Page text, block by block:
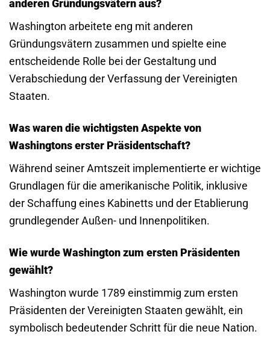
anderen Gründungsvätern aus?
Washington arbeitete eng mit anderen
Gründungsvätern zusammen und spielte eine
entscheidende Rolle bei der Gestaltung und
Verabschiedung der Verfassung der Vereinigten
Staaten.
Was waren die wichtigsten Aspekte von
Washingtons erster Präsidentschaft?
Während seiner Amtszeit implementierte er wichtige
Grundlagen für die amerikanische Politik, inklusive
der Schaffung eines Kabinetts und der Etablierung
grundlegender Außen- und Innenpolitiken.
Wie wurde Washington zum ersten Präsidenten
gewählt?
Washington wurde 1789 einstimmig zum ersten
Präsidenten der Vereinigten Staaten gewählt, ein
symbolisch bedeutender Schritt für die neue Nation.